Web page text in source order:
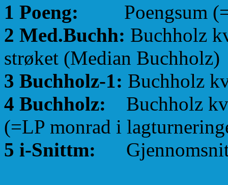
1 Poeng: Poengsum
2 Med.Buchh: Buchholz
strøket (Median Buchholz)
3 Buchholz-1: Buchholz
4 Buchholz: Buchholz
(=LP monrad i
5 i-Snittm: